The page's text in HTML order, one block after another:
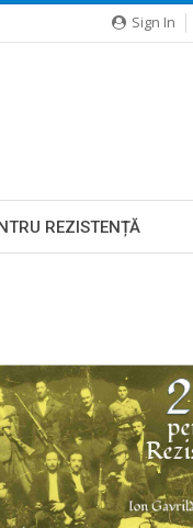
Sign In
REZISTENȚĂ